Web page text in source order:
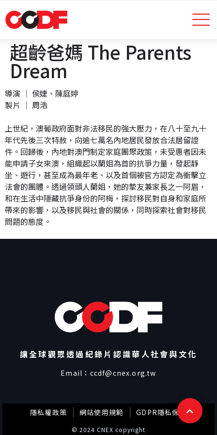
超齡爸媽 The Parents
Dream
導演 │ 侯婕、陳庭婷
製片 │ 周浩
上世紀，澳葡政府面對非法移民的強大壓力，在八十至九十
年代先後三次特赦，向逾七萬名內地居民發放合法居留證
件。回歸後，內地對澳門制定家庭團聚政策，未受惠者因未
能申請子女來澳，組織起以蘭姐為首的抗爭力量，發起靜
坐、遊行，甚至成為最年老、以及首個被官方認定為衝擊立
法會的團體。透過領頭人蘭姐，她的摯友兼家長之一阿眉，
和在生活中隱藏抗爭身份的阿梅，探討移民對自身和家庭所
帶來的影響，以及移民與社會的關係，同時探索社會對移民
問題的態度。
讓全球觀眾透過紀錄片認識華人社會與文化
Email： ccdf@cnex.org.tw
© 2024 CNEX copyright
隱私權政策 網站使用規範 GDPR隱私保護